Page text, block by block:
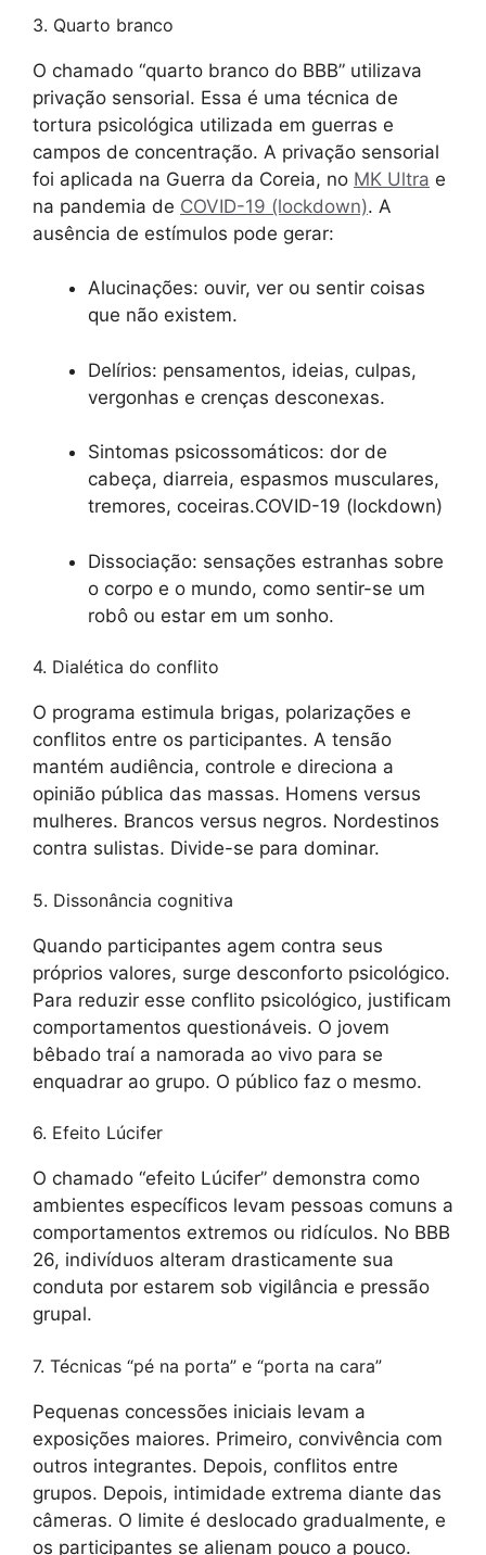
3. Quarto branco
O chamado “quarto branco do BBB” utilizava
privação sensorial. Essa é uma técnica de
tortura psicológica utilizada em guerras e
campos de concentração. A privação sensorial
foi aplicada na Guerra da Coreia, no MK Ultra e
na pandemia de COVID-19 (lockdown). A
ausência de estímulos pode gerar:
Alucinações: ouvir, ver ou sentir coisas
que não existem.
Delírios: pensamentos, ideias, culpas,
vergonhas e crenças desconexas.
Sintomas psicossomáticos: dor de
cabeça, diarreia, espasmos musculares,
tremores, coceiras.COVID-19 (lockdown)
Dissociação: sensações estranhas sobre
o corpo e o mundo, como sentir-se um
robô ou estar em um sonho.
4. Dialética do conflito
O programa estimula brigas, polarizações e
conflitos entre os participantes. A tensão
mantém audiência, controle e direciona a
opinião pública das massas. Homens versus
mulheres. Brancos versus negros. Nordestinos
contra sulistas. Divide-se para dominar.
5. Dissonância cognitiva
Quando participantes agem contra seus
próprios valores, surge desconforto psicológico.
Para reduzir esse conflito psicológico, justificam
comportamentos questionáveis. O jovem
bêbado traí a namorada ao vivo para se
enquadrar ao grupo. O público faz o mesmo.
6. Efeito Lúcifer
O chamado “efeito Lúcifer” demonstra como
ambientes específicos levam pessoas comuns a
comportamentos extremos ou ridículos. No BBB
26, indivíduos alteram drasticamente sua
conduta por estarem sob vigilância e pressão
grupal.
7. Técnicas “pé na porta” e “porta na cara”
Pequenas concessões iniciais levam a
exposições maiores. Primeiro, convivência com
outros integrantes. Depois, conflitos entre
grupos. Depois, intimidade extrema diante das
câmeras. O limite é deslocado gradualmente, e
os participantes se alienam pouco a pouco.